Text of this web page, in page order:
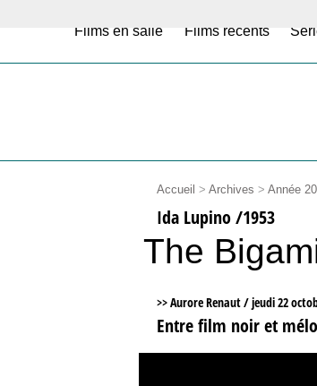
Films en salle Films récents
Accueil > Archives > Année
Ida Lupino /1953
The
>> Aurore Renaut /jeudi 22
Entre film noir et